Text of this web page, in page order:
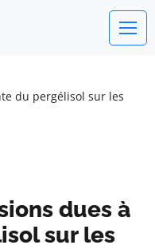
du pergélisol sur les
dues à
sur les